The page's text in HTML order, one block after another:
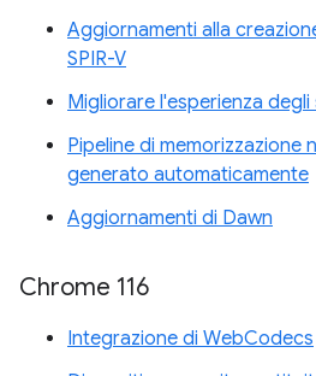
Aggiornamenti alla
SPIR-V
Migliorare l'esperienza
Pipeline di memorizzazione
generato automaticamente
Aggiornamenti di Dawn
Chrome 116
Integrazione di WebCodecs